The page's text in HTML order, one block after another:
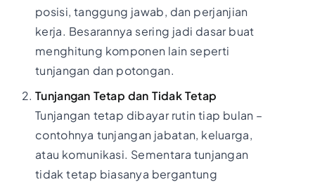
posisi, tanggung jawab, dan perjanjian
kerja. Besarannya sering jadi dasar buat
menghitung komponen lain seperti
tunjangan dan potongan.
Tunjangan Tetap dan Tidak Tetap
Tunjangan tetap dibayar rutin tiap bulan –
contohnya tunjangan jabatan, keluarga,
atau komunikasi. Sementara tunjangan
tidak tetap biasanya bergantung